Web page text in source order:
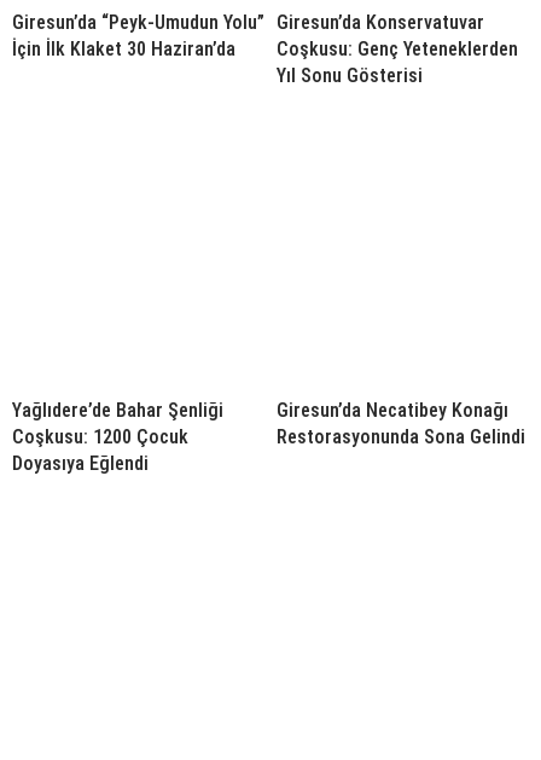
Giresun’da “Peyk-Umudun Yolu”
İçin İlk Klaket 30 Haziran’da
Giresun’da Konservatuvar
Coşkusu: Genç Yeteneklerden
Yıl Sonu Gösterisi
Yağlıdere’de Bahar Şenliği
Coşkusu: 1200 Çocuk
Doyasıya Eğlendi
Giresun’da Necatibey Konağı
Restorasyonunda Sona Gelindi